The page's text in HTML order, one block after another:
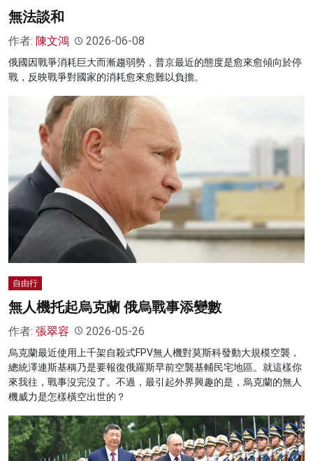
無法談和
作者: 陳文鴻 2026-06-08
俄國因戰爭消耗巨大而漸趨弱勢，普京最近的態度是愈來愈傾向於停
戰，反映戰爭對國家的消耗愈來愈難以負擔。
自由行
無人機托起烏克蘭 俄烏戰事添變數
作者: 張翠容 2026-05-26
烏克蘭最近使用上千架自殺式FPV無人機對莫斯科發動大規模空襲，
總統澤連斯基稱乃是要報復俄羅斯早前空襲基輔民宅地區。就這樣你
來我往，戰事沒完沒了。不過，最引起外界興趣的是，烏克蘭的無人
機威力是怎樣橫空出世的？